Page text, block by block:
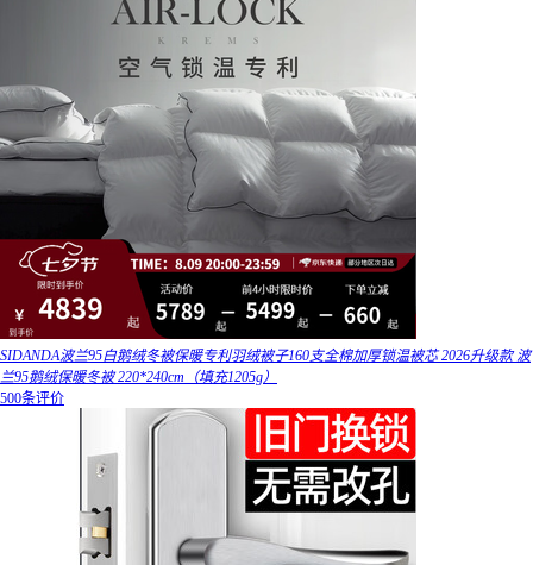
SIDANDA波兰95白鹅绒冬被保暖专利羽绒被子160支全棉加厚锁温被芯 2026升级款 波
兰95鹅绒保暖冬被 220*240cm（填充1205g）
500条评价